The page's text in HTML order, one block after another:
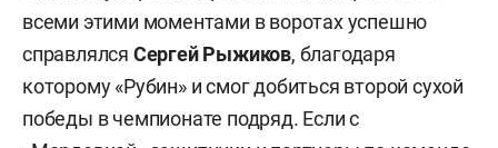
всеми этими моментами в воротах успешно
справлялся Сергей Рыжиков, благодаря
которому «Рубин» и смог добиться второй сухой
победы в чемпионате подряд. Если с